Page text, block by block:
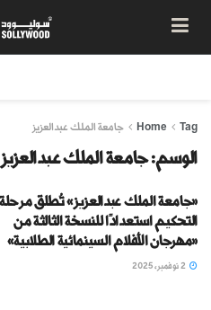
Home Tag جامعة الملك عبدالعزيز
الوسم:جامعة الملك عبدالعزيز
«جامعة الملك عبدالعزيز» تُطلق مرحلة
التحكيم استعدادًا للنسخة الثالثة من
«مهرجان الأفلام السينمائية الطلابية»